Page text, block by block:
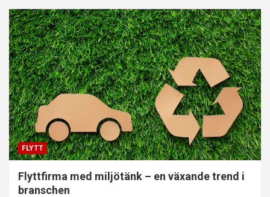
FLYTT
Flyttfirma med miljötänk – en växande trend i
branschen